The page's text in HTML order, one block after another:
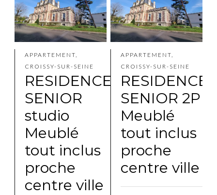
APPARTEMENT,
CROISSY-SUR-SEINE
RESIDENCE
SENIOR
studio
Meublé
tout inclus
proche
centre ville
APPARTEMENT,
CROISSY-SUR-SEINE
RESIDENCE
SENIOR 2P
Meublé
tout inclus
proche
centre ville